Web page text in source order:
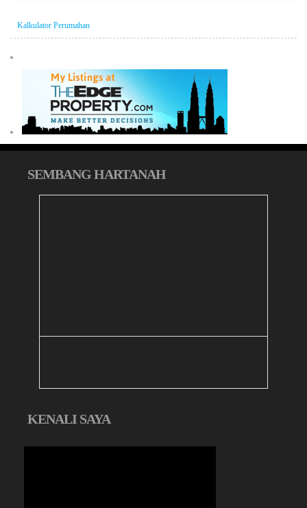
Kalkulator Perumahan
SEMBANG HARTANAH
KENALI SAYA